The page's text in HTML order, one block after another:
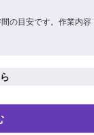
の目安です。作業内容